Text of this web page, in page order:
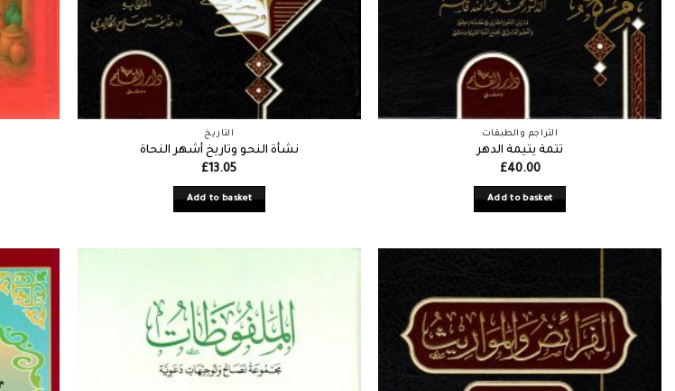
التاريخ
نشأة النحو وتاريخ أشهر النحاة
£13.05
Add to basket
التراجم والطبقات
تتمة يتيمة الدهر
£40.00
Add to basket